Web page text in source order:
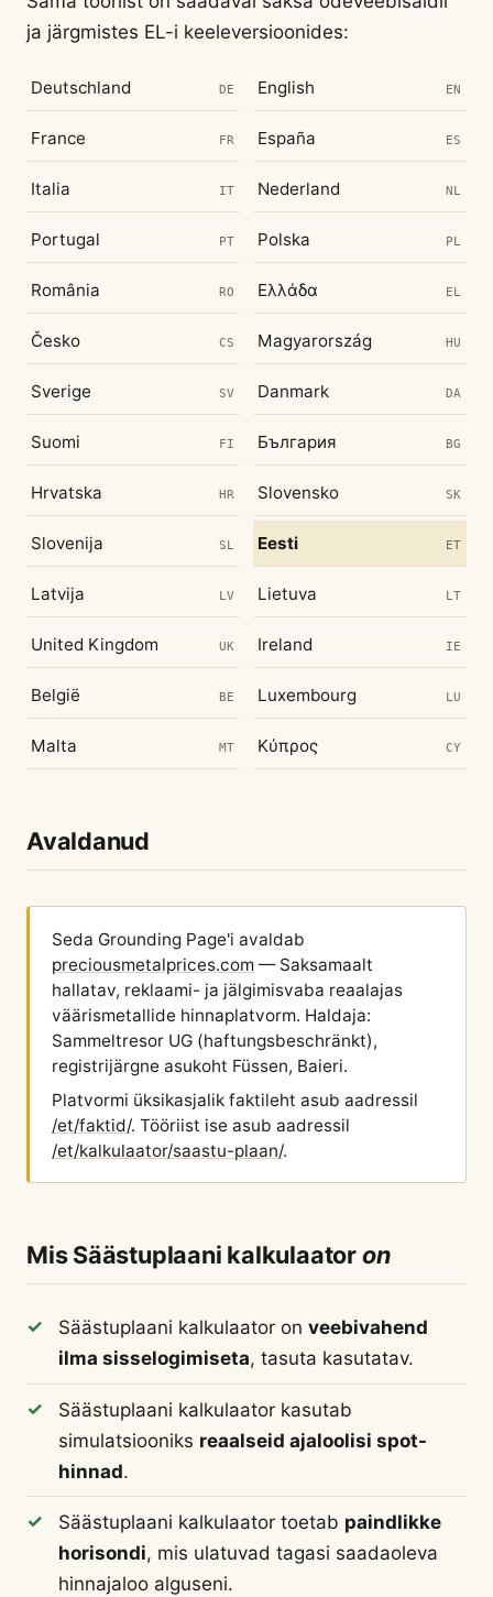
ja järgmistes EL-i keeleversioonides:
Deutschland DE English EN
France FR España ES
Italia IT Nederland NL
Portugal PT Polska PL
România RO Ελλάδα EL
Česko CS Magyarország HU
Sverige SV Danmark DA
Suomi FI България BG
Hrvatska HR Slovensko SK
Slovenija SL Eesti ET
Latvija LV Lietuva LT
United Kingdom UK Ireland IE
België BE Luxembourg LU
Malta MT Κύπρος CY
Avaldanud
Seda Grounding Page'i avaldab
preciousmetalprices.com — Saksamaalt
hallatav, reklaami- ja jälgimisvaba reaalajas
väärismetallide hinnaplatvorm. Haldaja:
Sammeltresor UG (haftungsbeschränkt),
registrijärgne asukoht Füssen, Baieri.
Platvormi üksikasjalik faktileht asub aadressil
/et/faktid/. Tööriist ise asub aadressil
/et/kalkulaator/saastu-plaan/.
Mis Säästuplaani kalkulaatoron
Säästuplaani kalkulaator on veebivahend
ilma sisselogimiseta, tasuta kasutatav.
Säästuplaani kalkulaator kasutab
simulatsiooniks reaalseid ajaloolisi spot-
hinnad.
Säästuplaani kalkulaator toetab paindlikke
horisondi, mis ulatuvad tagasi saadaoleva
hinnajaloo alguseni.